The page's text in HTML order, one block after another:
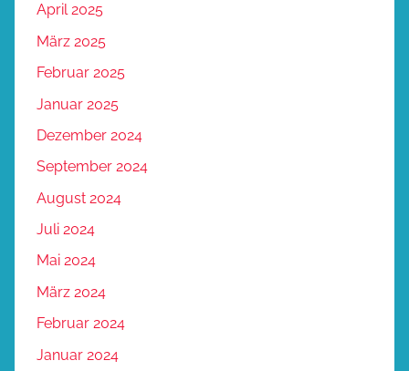
April 2025
März 2025
Februar 2025
Januar 2025
Dezember 2024
September 2024
August 2024
Juli 2024
Mai 2024
März 2024
Februar 2024
Januar 2024